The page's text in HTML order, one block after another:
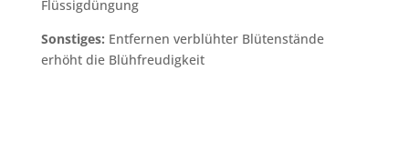
Flüssigdüngung
Sonstiges: Entfernen verblühter Blütenstände
erhöht die Blühfreudigkeit